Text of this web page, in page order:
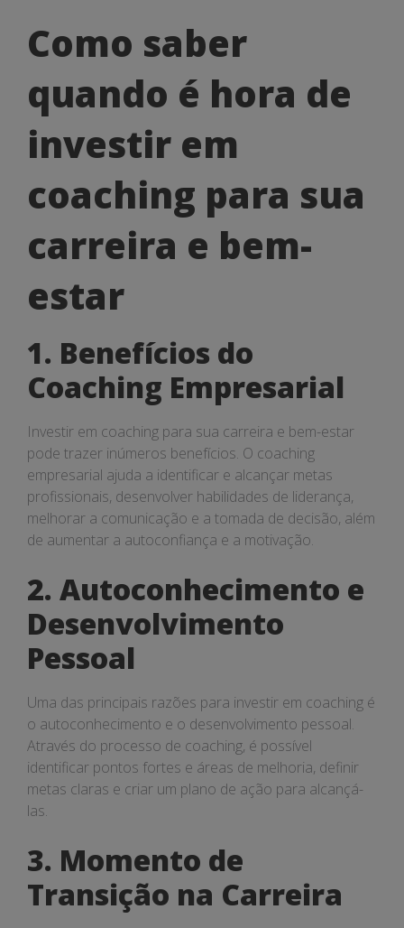
Como
saber
quando
é
hora
de
investir
coaching
para
sua
carreira
e
bem-
estar
Como saber
quando é hora de
investir em
coaching para sua
carreira e bem-
estar
1. Benefícios do
Coaching Empresarial
Investir em coaching para sua carreira e bem-estar
pode trazer inúmeros benefícios. O coaching
empresarial ajuda a identificar e alcançar metas
profissionais, desenvolver habilidades de liderança,
melhorar a comunicação e a tomada de decisão, além
de aumentar a autoconfiança e a motivação.
2. Autoconhecimento e
Desenvolvimento
Pessoal
Uma das principais razões para investir em coaching é
o autoconhecimento e o desenvolvimento pessoal.
Através do processo de coaching, é possível
identificar pontos fortes e áreas de melhoria, definir
metas claras e criar um plano de ação para alcançá-
las.
3. Momento de
Transição na Carreira